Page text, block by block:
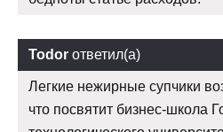
Todor ответил(а)
Легкие нежирные супчики
что посвятит бизнес-школа